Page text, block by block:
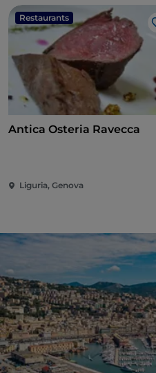
Restaurants
Antica Osteria Ravecca
Liguria, Genova